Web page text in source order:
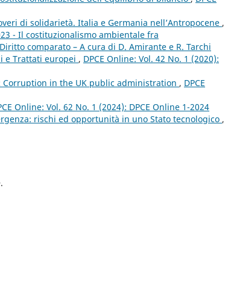
di solidarietà. Italia e Germania nell’Antropocene ,
- Il costituzionalismo ambientale fra
comparato – A cura di D. Amirante e R. Tarchi
e Trattati europei , DPCE Online: Vol. 42 No. 1 (2020):
Corruption in the UK public administration , DPCE
Online: Vol. 62 No. 1 (2024): DPCE Online 1-2024
rischi ed opportunità in uno Stato tecnologico ,